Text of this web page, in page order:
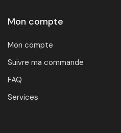
Mon compte
Mon compte
Suivre ma commande
FAQ
Services